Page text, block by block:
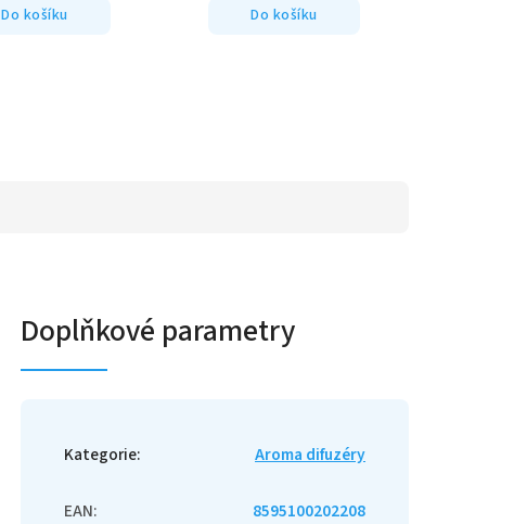
Do košíku Do košíku
Doplňkové parametry
Kategorie: Aroma difuzéry
EAN: 8595100202208